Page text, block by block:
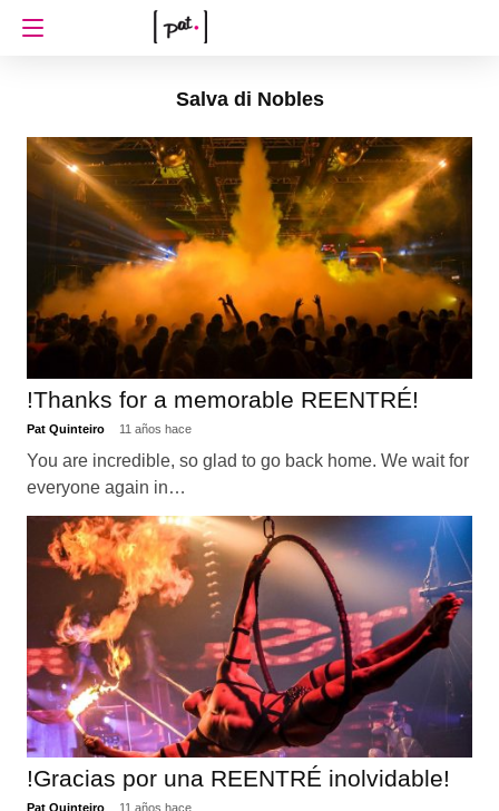
Salva di Nobles
!Thanks for a memorable REENTRÉ!
Pat Quinteiro 11 años hace
You are incredible, so glad to go back home. We wait for
everyone again in…
!Gracias por una REENTRÉ inolvidable!
Pat Quinteiro 11 años hace